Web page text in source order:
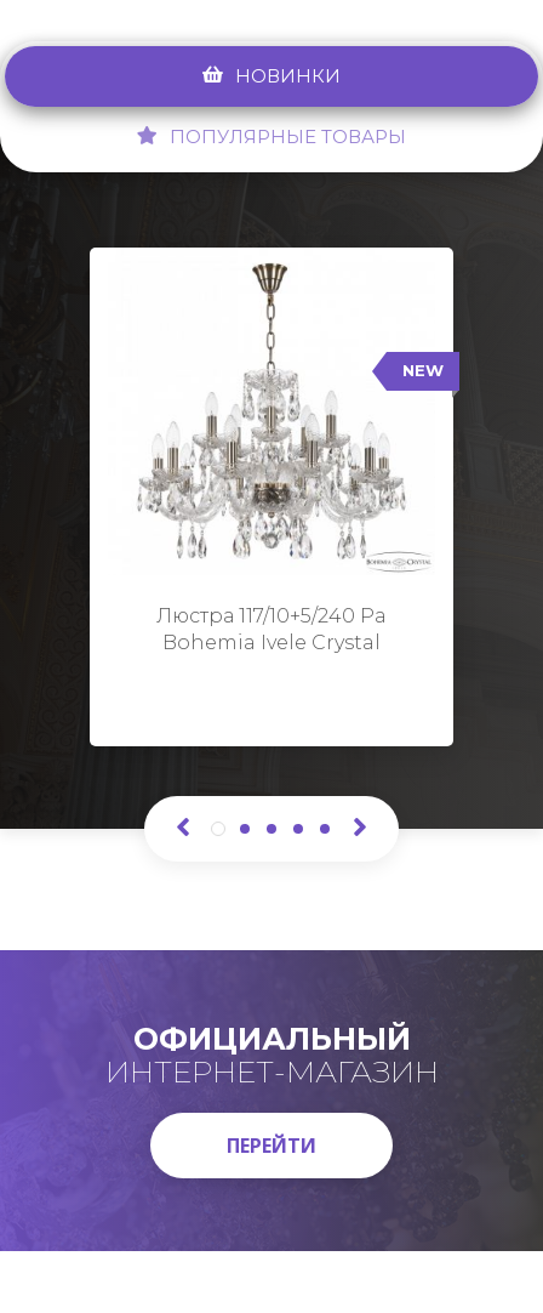
НОВИНКИ
ПОПУЛЯРНЫЕ ТОВАРЫ
NEW
Люстра 117/10+5/240 Pa
Bohemia Ivele Crystal
117/10+5/240 Pa
Тип: Стеклянный рожок
Цвет арматуры: Патина/
Кол-во ламп: 15
Диаметр: 70 см
ОФИЦИАЛЬНЫЙ
ИНТЕРНЕТ-МАГАЗИН
ПЕРЕЙТИ
ПЕРЕЙТИ